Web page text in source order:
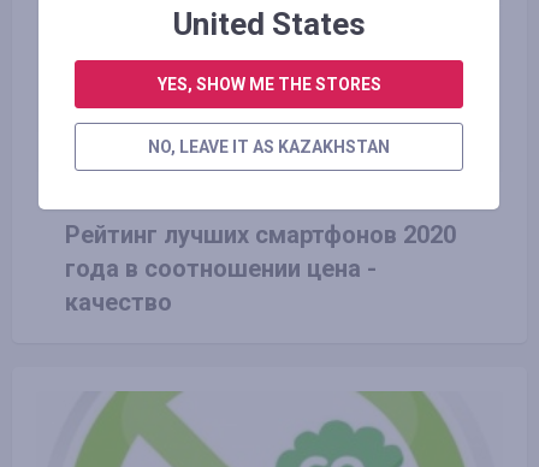
Рейтинг лучших смартфонов 2020
года в соотношении цена -
качество
United States
YES, SHOW ME THE STORES
NO, LEAVE IT AS KAZAKHSTAN